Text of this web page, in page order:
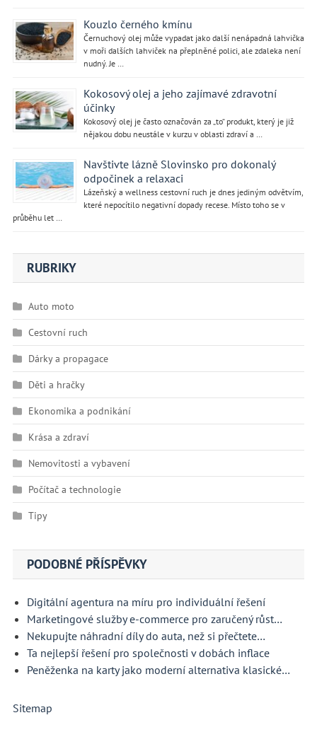
Kouzlo černého kmínu
Černuchový olej může vypadat jako další nenápadná lahvička
v moři dalších lahviček na přeplněné polici, ale zdaleka není
nudný. Je …
Kokosový olej a jeho zajímavé zdravotní
účinky
Kokosový olej je často označován za „to“ produkt, který je již
nějakou dobu neustále v kurzu v oblasti zdraví a …
Navštivte lázně Slovinsko pro dokonalý
odpočinek a relaxaci
Lázeňský a wellness cestovní ruch je dnes jediným odvětvím,
které nepocítilo negativní dopady recese. Místo toho se v
průběhu let …
RUBRIKY
Auto moto
Cestovní ruch
Dárky a propagace
Děti a hračky
Ekonomika a podnikání
Krása a zdraví
Nemovitosti a vybavení
Počítač a technologie
Tipy
PODOBNÉ PŘÍSPĚVKY
Digitální agentura na míru pro individuální řešení
Marketingové služby e-commerce pro zaručený růst…
Nekupujte náhradní díly do auta, než si přečtete…
Ta nejlepší řešení pro společnosti v dobách inflace
Peněženka na karty jako moderní alternativa klasické…
Sitemap